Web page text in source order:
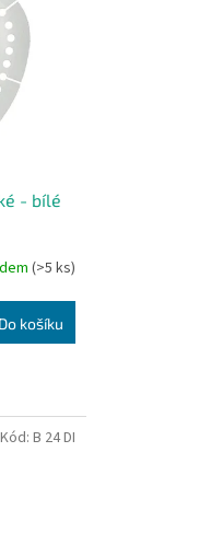
- bílé
(>5 ks)
Do košíku
Kód: B 24 DI